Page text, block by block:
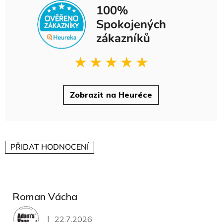
100%
Spokojených
zákazníků
★ ★ ★ ★ ★
Zobrazit na Heuréce
PŘIDAT HODNOCENÍ
Roman Vácha
| 22.7.2026